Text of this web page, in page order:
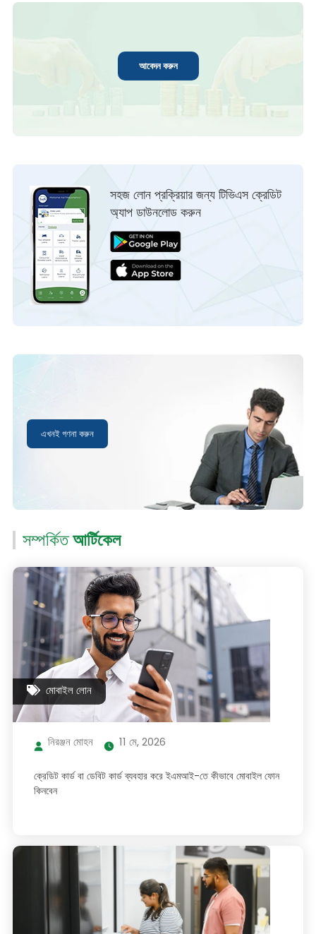
আবেদন করুন
সহজ লোন প্রক্রিয়ার জন্য টিভিএস ক্রেডিট
অ্যাপ ডাউনলোড করুন
এখনই গণনা করুন
সম্পর্কিতআর্টিকেল
মোবাইল লোন
নিরঞ্জন মোহন 11 মে, 2026
ক্রেডিট কার্ড বা ডেবিট কার্ড ব্যবহার করে ইএমআই-তে কীভাবে মোবাইল ফোন
কিনবেন